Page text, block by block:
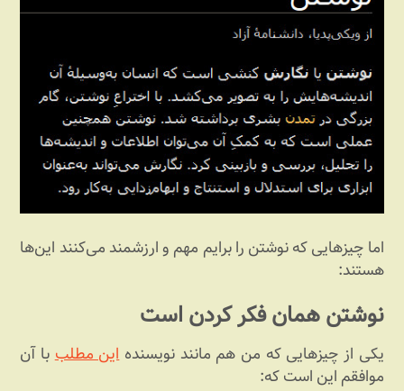
اما چیزهایی که نوشتن را برایم مهم و ارزشمند می‌کنند این‌ها
هستند:
نوشتن همان فکر کردن است
یکی از چیزهایی که من هم مانند نویسندهاین مطلببا آن
موافقم این است که: